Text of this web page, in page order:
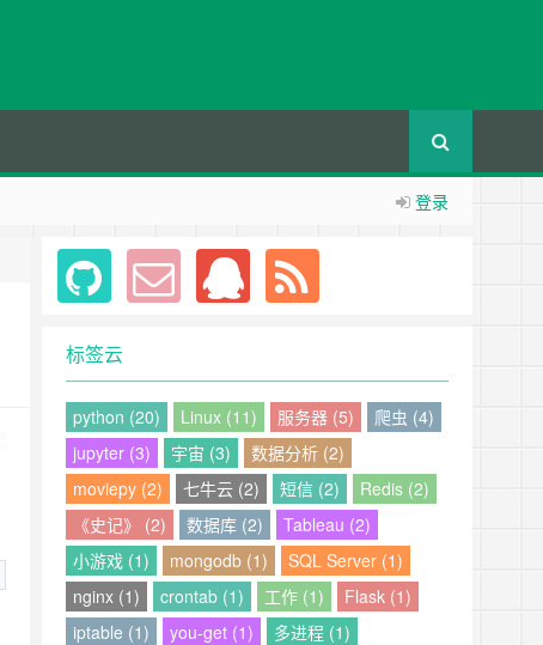
登录
标签云
python (20) Linux (11) 服务器 (5)
爬虫 (4)
jupyter (3)
宇宙 (3)
数据分析 (2)
moviepy (2)
七牛云 (2) 短信 (2)
Redis (2)
《史记》 (2)
数据库 (2)
Tableau (2)
小游戏 (1)
mongodb (1)
SQL Server (1)
nginx (1)
crontab (1) 工作 (1)
Flask (1)
iptable (1)
you-get (1)
多进程 (1)